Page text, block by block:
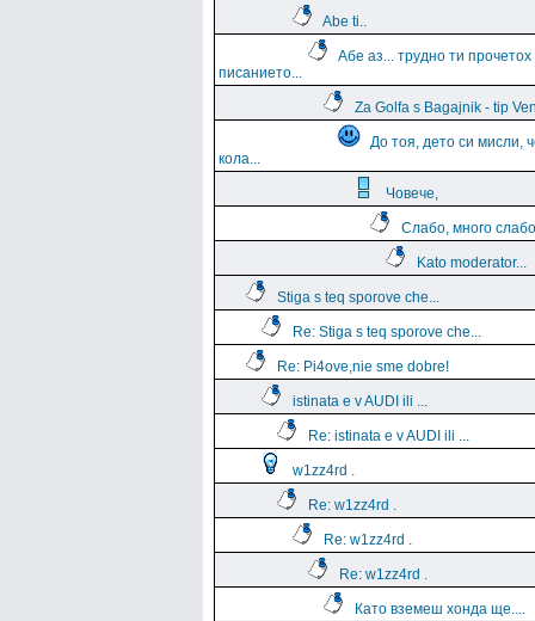
Abe ti..
Aбе аз... трудно ти прочетох
писанието...
Za Golfa s Bagajnik - tip
До тоя, дето си мисли,
кола...
Човече,
Слабо, много слабо
Kato moderator...
Stiga s teq sporove che...
Re: Stiga s teq sporove che...
Re: Pi4ove,nie sme dobre!
istinata e v AUDI ili ...
Re: istinata e v AUDI ili ...
w1zz4rd .
Re: w1zz4rd .
Re: w1zz4rd .
Re: w1zz4rd .
Като вземеш хонда ще....